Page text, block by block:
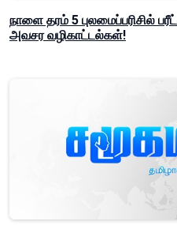
நாளை தரம் 5 புலமைப்பரிசில்
அவசர வழிகாட்டல்கள்!